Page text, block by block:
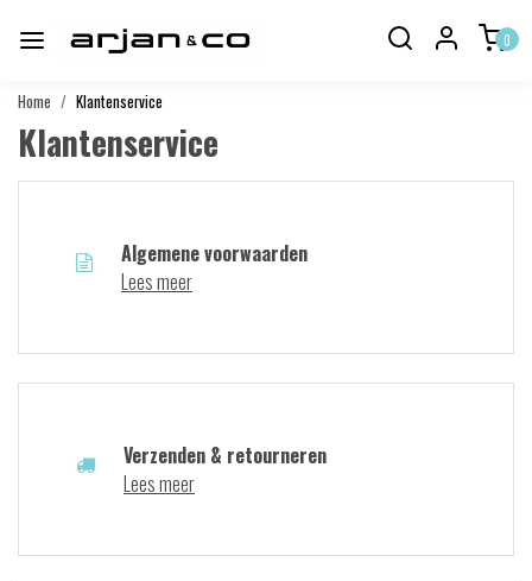
0
Home Klantenservice
Klantenservice
Algemene voorwaarden
Lees meer
Verzenden & retourneren
Lees meer